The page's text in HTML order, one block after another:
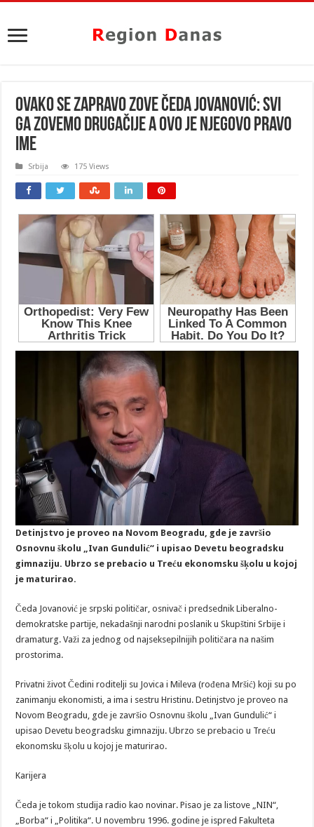
OVAKO SE ZAPRAVO ZOVE ČEDA JOVANOVIĆ: Svi
ga zovemo drugačije a OVO JE NJEGOVO PRAVO
IME
Srbija 175 Views
Detinjstvo je proveo na Novom Beogradu, gde je završio
Osnovnu školu „Ivan Gundulić“ i upisao Devetu beogradsku
gimnaziju. Ubrzo se prebacio u Treću ekonomsku šķolu u kojoj
je maturirao.
Čeda Jovanović je srpski političar, osnivač i predsednik Liberalno-
demokratske partije, nekadašnji narodni poslanik u Skupštini Srbije i
dramaturg. Važi za jednog od najseksepilnijih političara na našim
prostorima.
Privatni život Čedini roditelji su Jovica i Mileva (rođena Mršić) koji su po
zanimanju ekonomisti, a ima i sestru Hristinu. Detinjstvo je proveo na
Novom Beogradu, gde je završio Osnovnu školu „Ivan Gundulić“ i
upisao Devetu beogradsku gimnaziju. Ubrzo se prebacio u Treću
ekonomsku šķolu u kojoj je maturirao.
Karijera
Čeda je tokom studija radio kao novinar. Pisao je za listove „NIN“,
„Borba“ i „Politika“. U novembru 1996. godine je ispred Fakulteta